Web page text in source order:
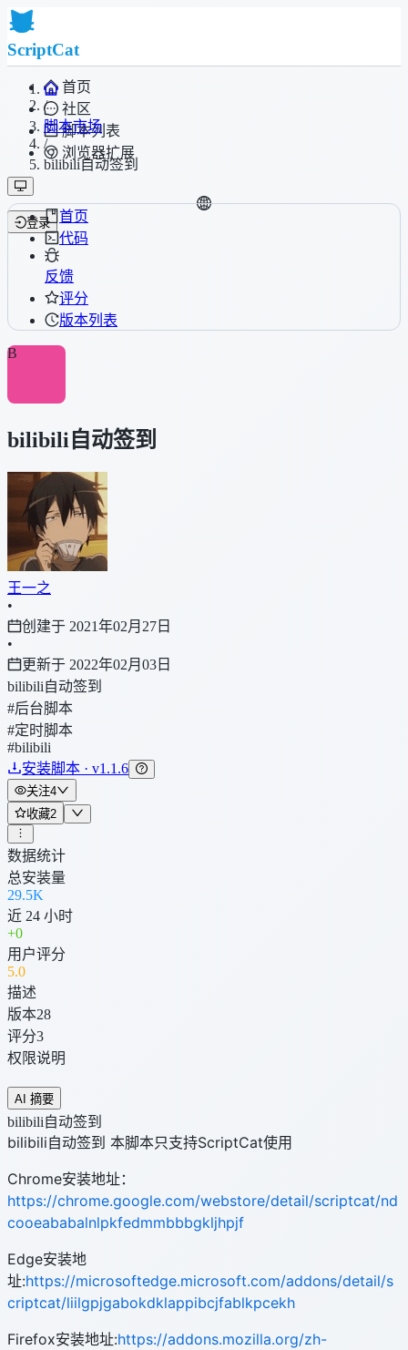
ScriptCat
首页
社区
脚本列表
浏览器扩展
登录
/
脚本市场
/
bilibili自动签到
首页
代码
反馈
评分
版本列表
B
bilibili自动签到
王一之
•
创建于 2021年02月27日
•
更新于 2022年02月03日
bilibili自动签到
#后台脚本
#定时脚本
#bilibili
安装脚本 · v1.1.6
关注4
收藏2
数据统计
总安装量
29.5K
近 24 小时
+0
用户评分
5.0
描述
版本28
评分3
权限说明
AI 摘要
bilibili自动签到
bilibili自动签到 本脚本只支持ScriptCat使用
Chrome安装地址：
https://chrome.google.com/webstore/detail/scriptcat/nd
cooeababalnlpkfedmmbbbgkljhpjf
Edge安装地
址:https://microsoftedge.microsoft.com/addons/detail/s
criptcat/liilgpjgabokdklappibcjfablkpcekh
Firefox安装地址:https://addons.mozilla.org/zh-